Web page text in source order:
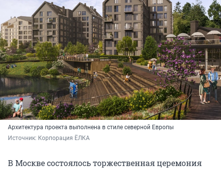
Архитектура проекта выполнена в стиле северной Европы
Источник: Корпорация ЁЛКА
В Москве состоялось торжественная церемония